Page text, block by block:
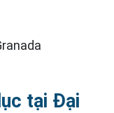
tại Đại